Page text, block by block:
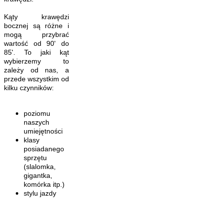
Kąty krawędzi
bocznej są różne i
mogą przybrać
wartość od 90' do
85'. To jaki kąt
wybierzemy to
zależy od nas, a
przede wszystkim od
kilku czynników:
poziomu
naszych
umiejętności
klasy
posiadanego
sprzętu
(slalomka,
gigantka,
komórka itp.)
stylu jazdy